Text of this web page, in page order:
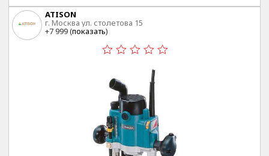
ATISON
г. Москва ул. столетова 15
+7 999 (показать)